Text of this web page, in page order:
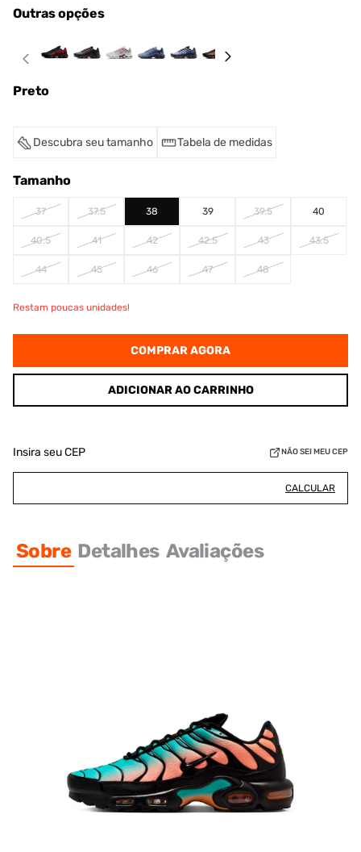
Outras opções
Preto
Descubra seu tamanho Tabela de medidas
Tamanho
37 37.5 38 39 39.5 40
40.5 41 42 42.5 43 43.5
44 45 46 47 48
Restam poucas unidades!
COMPRAR AGORA
ADICIONAR AO CARRINHO
Insira seu CEP NÃO SEI MEU CEP
CALCULAR
Sobre Detalhes Avaliações